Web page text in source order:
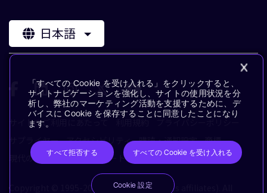
日本語
サイトのご利用にあたって
サプライヤー アクセシビリティ 購読・通知設定 商標
現代の奴隷制に対するステートメント
用語集
Copyright © 1995-2026 Arm Limited (or its affiliates). All
「すべての Cookie を受け入れる」をクリックすると、
サイトナビゲーションを強化し、サイトの使用状況を分
析し、弊社のマーケティング活動を支援するために、デ
バイスに Cookie を保存することに同意したことになり
ます。
すべて拒否する すべての Cookie を受け入れる
Cookie 設定